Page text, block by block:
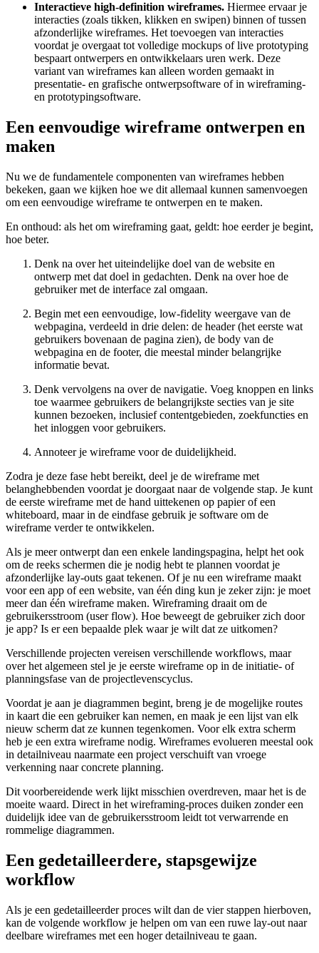
Interactieve high-definition wireframes. Hiermee ervaar je
interacties (zoals tikken, klikken en swipen) binnen of tussen
afzonderlijke wireframes. Het toevoegen van interacties
voordat je overgaat tot volledige mockups of live prototyping
bespaart ontwerpers en ontwikkelaars uren werk. Deze
variant van wireframes kan alleen worden gemaakt in
presentatie- en grafische ontwerpsoftware of in wireframing-
en prototypingsoftware.
Een eenvoudige wireframe ontwerpen en
maken
Nu we de fundamentele componenten van wireframes hebben
bekeken, gaan we kijken hoe we dit allemaal kunnen samenvoegen
om een eenvoudige wireframe te ontwerpen en te maken.
En onthoud: als het om wireframing gaat, geldt: hoe eerder je begint,
hoe beter.
Denk na over het uiteindelijke doel van de website en
ontwerp met dat doel in gedachten. Denk na over hoe de
gebruiker met de interface zal omgaan.
Begin met een eenvoudige, low-fidelity weergave van de
webpagina, verdeeld in drie delen: de header (het eerste wat
gebruikers bovenaan de pagina zien), de body van de
webpagina en de footer, die meestal minder belangrijke
informatie bevat.
Denk vervolgens na over de navigatie. Voeg knoppen en links
toe waarmee gebruikers de belangrijkste secties van je site
kunnen bezoeken, inclusief contentgebieden, zoekfuncties en
het inloggen voor gebruikers.
Annoteer je wireframe voor de duidelijkheid.
Zodra je deze fase hebt bereikt, deel je de wireframe met
belanghebbenden voordat je doorgaat naar de volgende stap. Je kunt
de eerste wireframe met de hand uittekenen op papier of een
whiteboard, maar in de eindfase gebruik je software om de
wireframe verder te ontwikkelen.
Als je meer ontwerpt dan een enkele landingspagina, helpt het ook
om de reeks schermen die je nodig hebt te plannen voordat je
afzonderlijke lay-outs gaat tekenen. Of je nu een wireframe maakt
voor een app of een website, van één ding kun je zeker zijn: je moet
meer dan één wireframe maken. Wireframing draait om de
gebruikersstroom (user flow). Hoe beweegt de gebruiker zich door
je app? Is er een bepaalde plek waar je wilt dat ze uitkomen?
Verschillende projecten vereisen verschillende workflows, maar
over het algemeen stel je je eerste wireframe op in de initiatie- of
planningsfase van de projectlevenscyclus.
Voordat je aan je diagrammen begint, breng je de mogelijke routes
in kaart die een gebruiker kan nemen, en maak je een lijst van elk
nieuw scherm dat ze kunnen tegenkomen. Voor elk extra scherm
heb je een extra wireframe nodig. Wireframes evolueren meestal ook
in detailniveau naarmate een project verschuift van vroege
verkenning naar concrete planning.
Dit voorbereidende werk lijkt misschien overdreven, maar het is de
moeite waard. Direct in het wireframing-proces duiken zonder een
duidelijk idee van de gebruikersstroom leidt tot verwarrende en
rommelige diagrammen.
Een gedetailleerdere, stapsgewijze
workflow
Als je een gedetailleerder proces wilt dan de vier stappen hierboven,
kan de volgende workflow je helpen om van een ruwe lay-out naar
deelbare wireframes met een hoger detailniveau te gaan.